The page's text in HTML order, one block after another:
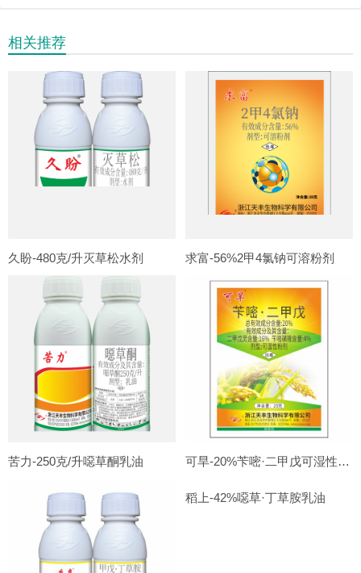
相关推荐
久盼-480克/升灭草松水剂 求富-56%2甲4氯钠可溶粉剂
苦力-250克/升噁草酮乳油 可旱-20%苄嘧·二甲戊可湿性粉剂
稻上-42%噁草·丁草胺乳油